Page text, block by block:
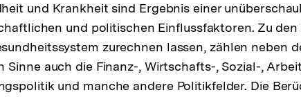
und Krankheit sind Ergebnis einer
und politischen Einflussfaktoren. Zu
zurechnen lassen, zählen neben
Sinne auch die Finanz-, Wirtschafts-, Sozial-,
und manche andere Politikfelder. Die